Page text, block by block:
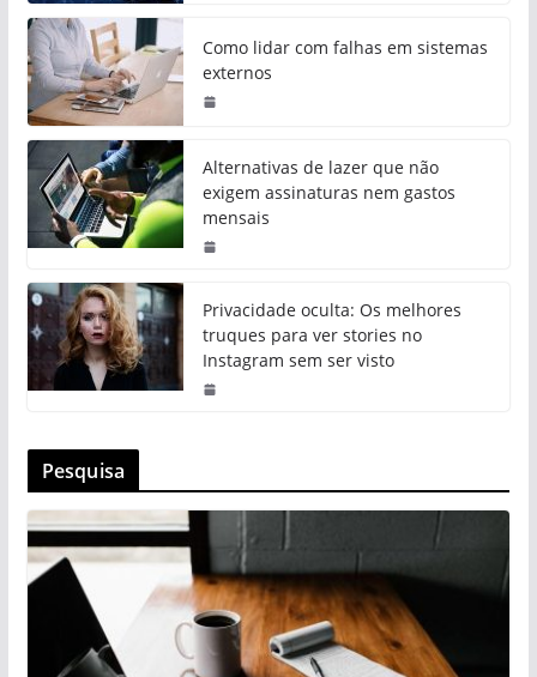
Como lidar com falhas em sistemas
externos
Alternativas de lazer que não
exigem assinaturas nem gastos
mensais
Privacidade oculta: Os melhores
truques para ver stories no
Instagram sem ser visto
Pesquisa